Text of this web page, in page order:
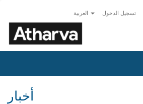
تسجيل الدخول
أخبار